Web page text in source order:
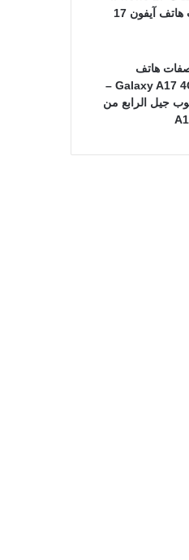
آيفون 17
هاتف
سامسونج Galaxy A17 4G –
جيل الرابع من